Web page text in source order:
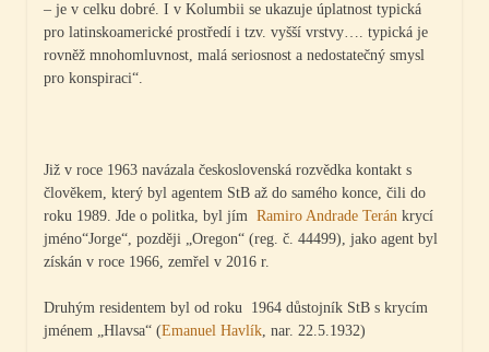
– je v celku dobré. I v Kolumbii se ukazuje úplatnost typická
pro latinskoamerické prostředí i tzv. vyšší vrstvy…. typická je
rovněž mnohomluvnost, malá seriosnost a nedostatečný smysl
pro konspiraci“.
Již v roce 1963 navázala československá rozvědka kontakt s
člověkem, který byl agentem StB až do samého konce, čili do
roku 1989. Jde o politka, byl jím Ramiro Andrade Terán krycí
jméno“Jorge“, později „Oregon“ (reg. č. 44499), jako agent byl
získán v roce 1966, zemřel v 2016 r.
Druhým residentem byl od roku 1964 důstojník StB s krycím
jménem „Hlavsa“ (Emanuel Havlík , nar. 22.5.1932)